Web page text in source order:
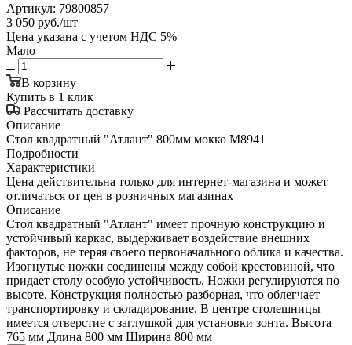
Артикул: 79800857
3 050 руб./шт
Цена указана с учетом НДС 5%
Мало
В корзину
Купить в 1 клик
Рассчитать доставку
Описание
Стол квадратный "Атлант" 800мм мокко М8941
Подробности
Характеристики
Цена действительна только для интернет-магазина и может
отличаться от цен в розничных магазинах
Описание
Стол квадратный "Атлант" имеет прочную конструкцию и
устойчивый каркас, выдерживает воздействие внешних
факторов, не теряя своего первоначального облика и качества.
Изогнутые ножки соединены между собой крестовиной, что
придает столу особую устойчивость. Ножки регулируются по
высоте. Конструкция полностью разборная, что облегчает
транспортировку и складирование. В центре столешницы
имеется отверстие с заглушкой для установки зонта. Высота
765 мм Длина 800 мм Ширина 800 мм